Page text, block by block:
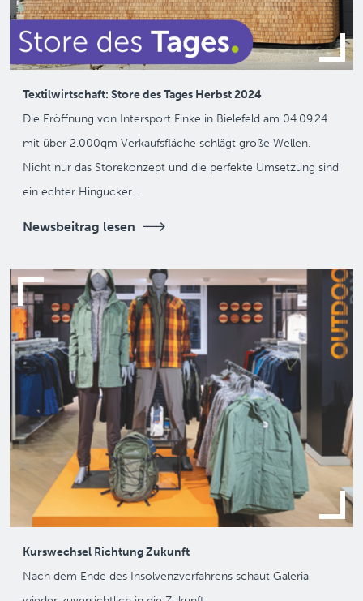
Textilwirtschaft: Store des Tages Herbst 2024
Die Eröffnung von Intersport Finke in Bielefeld am 04.09.24
mit über 2.000qm Verkaufsfläche schlägt große Wellen.
Nicht nur das Storekonzept und die perfekte Umsetzung sind
ein echter Hingucker…
Newsbeitrag lesen
Kurswechsel Richtung Zukunft
Nach dem Ende des Insolvenzverfahrens schaut Galeria